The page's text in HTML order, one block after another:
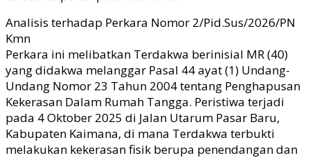
Analisis terhadap Perkara Nomor 2/Pid.Sus/2026/PN
Kmn
Perkara ini melibatkan Terdakwa berinisial MR (40)
yang didakwa melanggar Pasal 44 ayat (1) Undang-
Undang Nomor 23 Tahun 2004 tentang Penghapusan
Kekerasan Dalam Rumah Tangga. Peristiwa terjadi
pada 4 Oktober 2025 di Jalan Utarum Pasar Baru,
Kabupaten Kaimana, di mana Terdakwa terbukti
melakukan kekerasan fisik berupa penendangan dan